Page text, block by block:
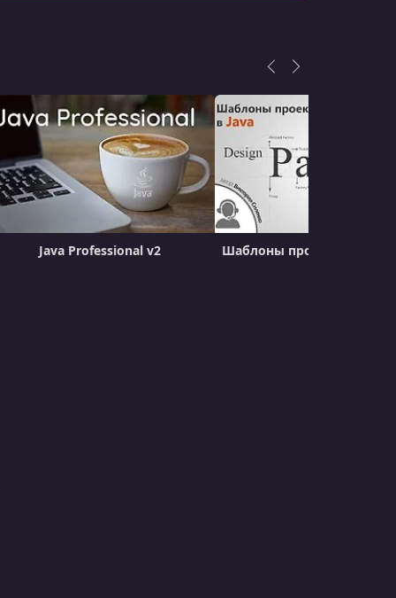
Java Professional v2 Шаблоны проектирования